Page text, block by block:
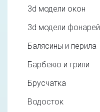
3d модели окон
3d модели фонарей
Балясины и перила
Барбекю и грили
Брусчатка
Водосток